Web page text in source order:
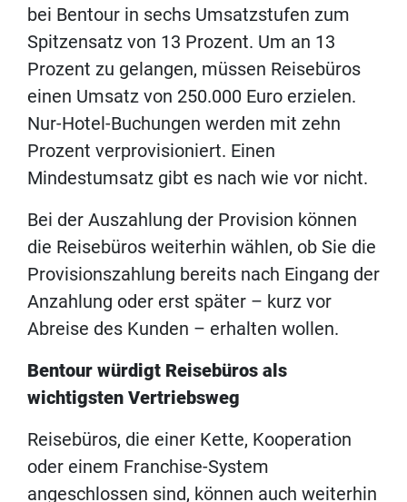
bei Bentour in sechs Umsatzstufen zum
Spitzensatz von 13 Prozent. Um an 13
Prozent zu gelangen, müssen Reisebüros
einen Umsatz von 250.000 Euro erzielen.
Nur-Hotel-Buchungen werden mit zehn
Prozent verprovisioniert. Einen
Mindestumsatz gibt es nach wie vor nicht.
Bei der Auszahlung der Provision können
die Reisebüros weiterhin wählen, ob Sie die
Provisionszahlung bereits nach Eingang der
Anzahlung oder erst später – kurz vor
Abreise des Kunden – erhalten wollen.
Bentour würdigt Reisebüros als
wichtigsten Vertriebsweg
Reisebüros, die einer Kette, Kooperation
oder einem Franchise-System
angeschlossen sind, können auch weiterhin